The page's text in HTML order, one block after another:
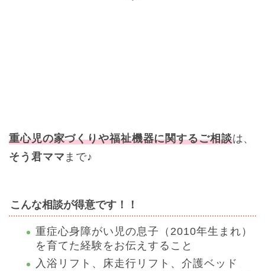
重心児の家づくりや福祉機器に関するご相談は、
そう君ママ まで♪
こんな相談が得意です！！
重症心身障がい児の息子（2010年生まれ）
を育てた経験をお伝えすること
入浴リフト、床走行リフト、介護ベッド、
障害児のご家族向け
絵本をつくりたい方